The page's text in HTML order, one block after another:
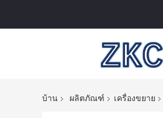
บ้าน ผลิตภัณฑ์ เครื่องขยาย